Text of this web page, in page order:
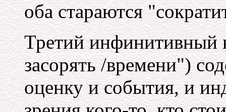
оба стараются
Третий инфинитивный
засорять /времени")
оценку и события, и